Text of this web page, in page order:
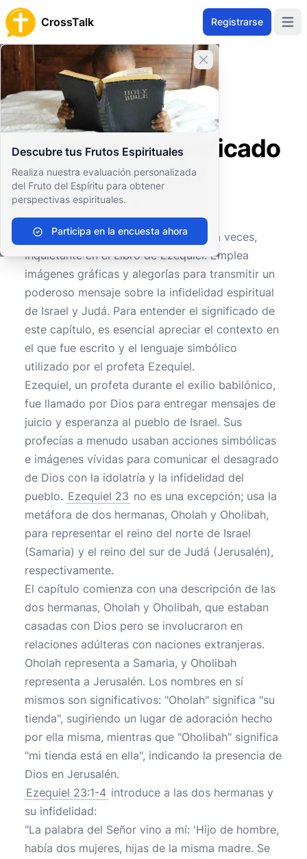
CrossTalk Registrarse
Cerrar banner
Descubre tus Frutos Espirituales
Realiza nuestra evaluación personalizada
del Fruto del Espíritu para obtener
perspectivas espirituales.
Participa en la encuesta ahora
Inicio
Archivo de Preguntas
Antiguo Testamento
Profetas Mayores
¿Cuál es el significado de Ezequiel 23?
¿Cuál es el significado
de Ezequiel 23?
0 0 268
Ezequiel 23es un capítulo vívido y, a veces,
inquietante en el Libro de Ezequiel. Emplea
imágenes gráficas y alegorías para transmitir un
poderoso mensaje sobre la infidelidad espiritual
de Israel y Judá. Para entender el significado de
este capítulo, es esencial apreciar el contexto en
el que fue escrito y el lenguaje simbólico
utilizado por el profeta Ezequiel.
Ezequiel, un profeta durante el exilio babilónico,
fue llamado por Dios para entregar mensajes de
juicio y esperanza al pueblo de Israel. Sus
profecías a menudo usaban acciones simbólicas
e imágenes vívidas para comunicar el desagrado
de Dios con la idolatría y la infidelidad del
pueblo. Ezequiel 23 no es una excepción; usa la
metáfora de dos hermanas, Oholah y Oholibah,
para representar el reino del norte de Israel
(Samaria) y el reino del sur de Judá (Jerusalén),
respectivamente.
El capítulo comienza con una descripción de las
dos hermanas, Oholah y Oholibah, que estaban
casadas con Dios pero se involucraron en
relaciones adúlteras con naciones extranjeras.
Oholah representa a Samaria, y Oholibah
representa a Jerusalén. Los nombres en sí
mismos son significativos: "Oholah" significa "su
tienda", sugiriendo un lugar de adoración hecho
por ella misma, mientras que "Oholibah" significa
"mi tienda está en ella", indicando la presencia de
Dios en Jerusalén.
Ezequiel 23:1-4 introduce a las dos hermanas y
su infidelidad:
"La palabra del Señor vino a mí: 'Hijo de hombre,
había dos mujeres, hijas de la misma madre. Se